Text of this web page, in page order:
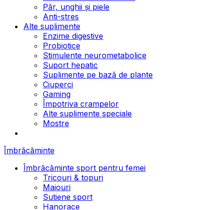
Păr, unghii și piele
Anti-stres
Alte suplimente
Enzime digestive
Probiotice
Stimulente neurometabolice
Suport hepatic
Suplimente pe bază de plante
Ciuperci
Gaming
Împotriva crampelor
Alte suplimente speciale
Mostre
Îmbrăcăminte
Îmbrăcăminte sport pentru femei
Tricouri & topuri
Maiouri
Sutiene sport
Hanorace